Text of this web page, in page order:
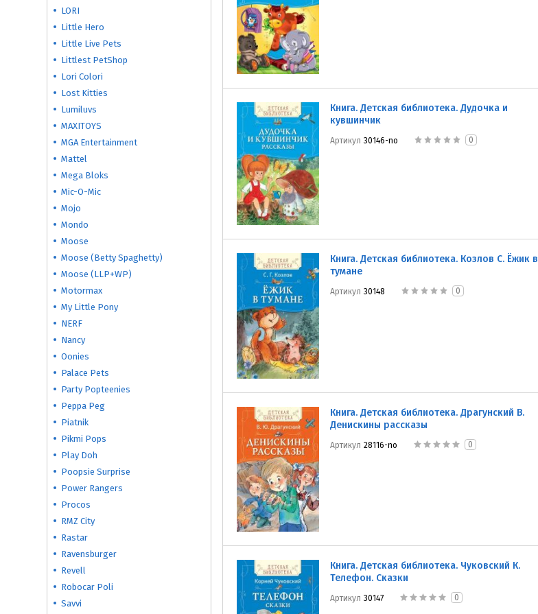
LORI
Little Hero
Little Live Pets
Littlest PetShop
Lori Colori
Lost Kitties
Lumiluvs
MAXITOYS
MGA Entertainment
Mattel
Mega Bloks
Mic-O-Mic
Mojo
Mondo
Moose
Moose (Betty Spaghetty)
Moose (LLP+WP)
Motormax
My Little Pony
NERF
Nancy
Oonies
Palace Pets
Party Popteenies
Peppa Peg
Piatnik
Pikmi Pops
Play Doh
Poopsie Surprise
Power Rangers
Procos
RMZ City
Rastar
Ravensburger
Revell
Robocar Poli
Savvi
Книга. Детская библиотека. Дудочка и
кувшинчик
Артикул 30146-no 0
Книга. Детская библиотека. Козлов С. Ёжик в
тумане
Артикул 30148 0
Книга. Детская библиотека. Драгунский В.
Денискины рассказы
Артикул 28116-no 0
Книга. Детская библиотека. Чуковский К.
Телефон. Сказки
Артикул 30147 0